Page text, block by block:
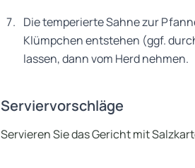
Die temperierte Sahne zur
Klümpchen entstehen (ggf.
lassen, dann vom Herd nehmen.
Serviervorschläge
Servieren Sie das Gericht mit